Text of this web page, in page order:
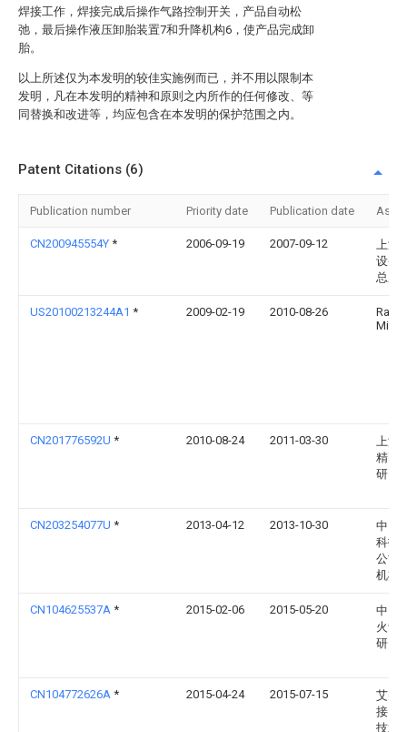
焊接工作，焊接完成后操作气路控制开关，产品自动松
弛，最后操作液压卸胎装置7和升降机构6，使产品完成卸
胎。
以上所述仅为本发明的较佳实施例而已，并不用以限制本
发明，凡在本发明的精神和原则之内所作的任何修改、等
同替换和改进等，均应包含在本发明的保护范围之内。
Patent Citations (6)
Publication number Priority date Publication date
CN200945554Y * 2006-09-19 2007-09-12
上海
设备
总厂
US20100213244A1 * 2009-02-19 2010-08-26
Ray
CN201776592U * 2010-08-24 2011-03-30
上海
精密
研究
CN203254077U * 2013-04-12 2013-10-30
中国
科技
公司
机械
CN104625537A * 2015-02-06 2015-05-20
中国
火箭
研究
CN104772626A * 2015-04-24 2015-07-15
艾美
接自
技术(